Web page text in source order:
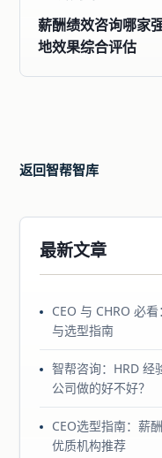
薪酬绩效咨询哪家
地效果综合评估
返回智帮智库
最新文章
CEO 与 CHRO 必
与选型指南
智帮咨询：HRD 经
公司做的好不好？
CEO选型指南：薪
优质机构推荐